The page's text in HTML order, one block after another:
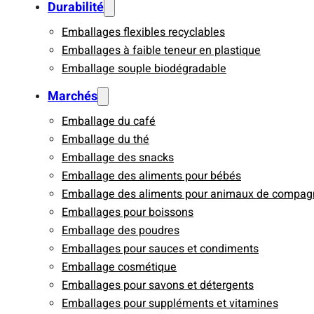
Durabilité
Emballages flexibles recyclables
Emballages à faible teneur en plastique
Emballage souple biodégradable
Marchés
Emballage du café
Emballage du thé
Emballage des snacks
Emballage des aliments pour bébés
Emballage des aliments pour animaux de
Emballages pour boissons
Emballage des poudres
Emballages pour sauces et condiments
Emballage cosmétique
Emballages pour savons et détergents
Emballages pour suppléments et vitamines